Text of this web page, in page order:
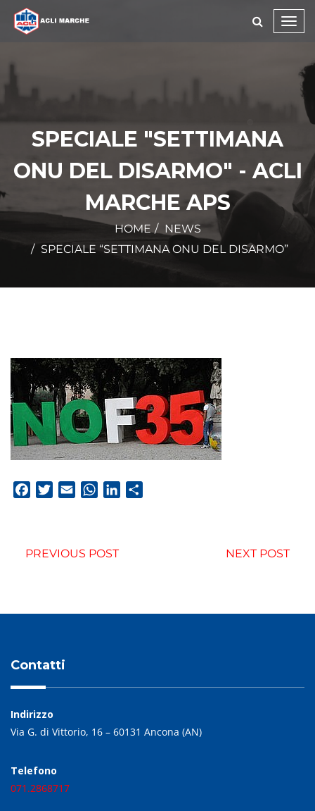
SPECIALE "SETTIMANA
ONU DEL DISARMO" - ACLI
MARCHE APS
HOME
NEWS
SPECIALE “SETTIMANA ONU DEL DISARMO”
FacebookTwitterEmail WhatsApp
LinkedIn
PREVIOUS POST NEXT POST
Contatti
Indirizzo
Via G. di Vittorio, 16 – 60131 Ancona (AN)
Telefono
071.2868717